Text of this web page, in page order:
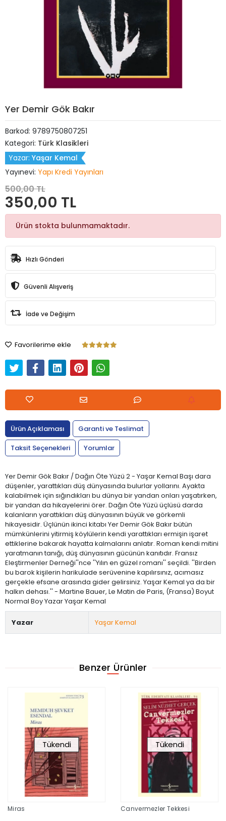
Yer Demir Gök Bakır
Barkod: 9789750807251
Kategori: Türk Klasikleri
Yazar: Yaşar Kemal
Yayınevi: Yapı Kredi Yayınları
500,00 TL
350,00 TL
Ürün stokta bulunmamaktadır.
Hızlı Gönderi
Güvenli Alışveriş
İade ve Değişim
Favorilerime ekle
Ürün Açıklaması
Garanti ve Teslimat
Taksit Seçenekleri
Yorumlar
Yer Demir Gök Bakır / Dağın Öte Yüzü 2 - Yaşar Kemal Başı dara
düşenler, yarattıkları düş dünyasında bulurlar yollarını. Ayakta
kalabilmek için sığındıkları bu dünya bir yandan onları yaşatırken,
bir yandan da hikayelerini örer. Dağın Öte Yüzü üçlüsü darda
kalanların yarattıkları düş dünyasının büyük ve görkemli
hikayesidir. Üçlünün ikinci kitabı Yer Demir Gök Bakır bütün
mümkünlerini yitirmiş köylülerin kendi yarattıkları ermişin işaret
ettiklerine bakarak hayatta kalmalarını anlatır. Roman kendi mitini
yaratmanın tanığı, düş dünyasının gücünün kanıtıdır. Fransız
Eleştirmenler Derneği''nce ''Yılın en güzel romanı'' seçildi. ''Birden
bu barok kişilerin harikulade serüvenine kapılırsınız, acımasız
gerçekle efsane arasında gider gelirsiniz. Yaşar Kemal ya da bir
halkın dehası.'' - Martine Bauer, Le Matin de Paris, (Fransa) Boyut
Normal Boy Yazar Yaşar Kemal
Yazar Yaşar Kemal
Benzer Ürünler
Tükendi
Miras
Tükendi
Canvermezler Tekkesi